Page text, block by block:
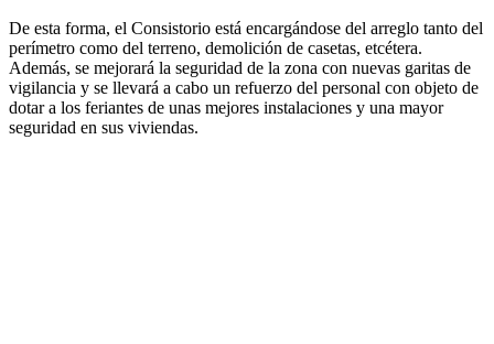
De esta forma, el Consistorio está encargándose del arreglo tanto del
perímetro como del terreno, demolición de casetas, etcétera.
Además, se mejorará la seguridad de la zona con nuevas garitas de
vigilancia y se llevará a cabo un refuerzo del personal con objeto de
dotar a los feriantes de unas mejores instalaciones y una mayor
seguridad en sus viviendas.